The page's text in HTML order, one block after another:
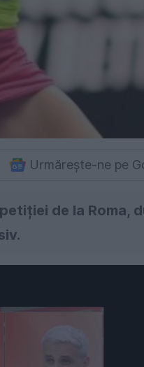
Urmărește-ne pe
de la Roma,